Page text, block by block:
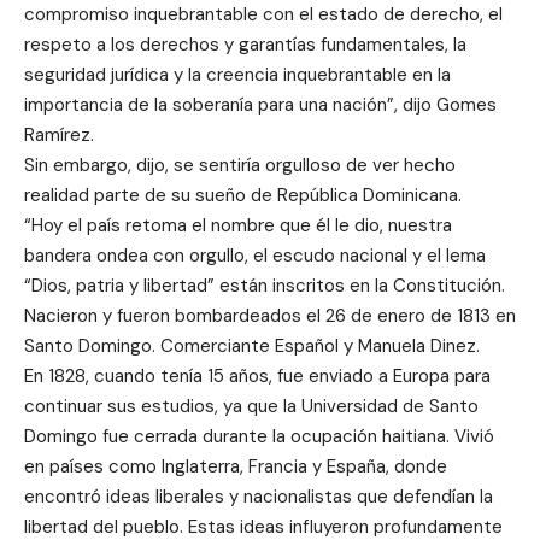
compromiso inquebrantable con el estado de derecho, el
respeto a los derechos y garantías fundamentales, la
seguridad jurídica y la creencia inquebrantable en la
importancia de la soberanía para una nación”, dijo Gomes
Ramírez.
Sin embargo, dijo, se sentiría orgulloso de ver hecho
realidad parte de su sueño de República Dominicana.
“Hoy el país retoma el nombre que él le dio, nuestra
bandera ondea con orgullo, el escudo nacional y el lema
“Dios, patria y libertad” están inscritos en la Constitución.
Nacieron y fueron bombardeados el 26 de enero de 1813 en
Santo Domingo. Comerciante Español y Manuela Dinez.
En 1828, cuando tenía 15 años, fue enviado a Europa para
continuar sus estudios, ya que la Universidad de Santo
Domingo fue cerrada durante la ocupación haitiana. Vivió
en países como Inglaterra, Francia y España, donde
encontró ideas liberales y nacionalistas que defendían la
libertad del pueblo. Estas ideas influyeron profundamente